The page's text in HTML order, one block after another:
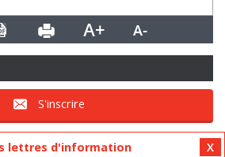
S'inscrire
lettres d'information